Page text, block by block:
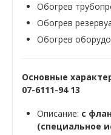
Обогрев
Обогрев
Обогрев
Основные
07-6111-94 13
Описание: с
(специальное